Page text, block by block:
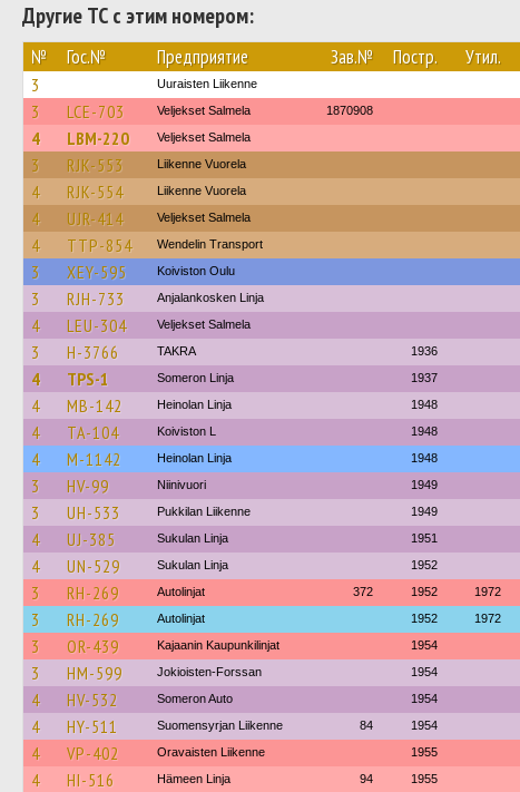
Другие ТС с этим номером:
№ Гос.№ Предприятие Зав.№ Постр. Утил.
3 Uuraisten Liikenne
3 LCE-703 Veljekset Salmela 1870908
4 LBM-220 Veljekset Salmela
3 RJK-553 Liikenne Vuorela
4 RJK-554 Liikenne Vuorela
4 UJR-414 Veljekset Salmela
4 TTP-854 Wendelin Transport
3 XEY-595 Koiviston Oulu
3 RJH-733 Anjalankosken Linja
4 LEU-304 Veljekset Salmela
3 H-3766 TAKRA 1936
4 TPS-1 Someron Linja 1937
4 MB-142 Heinolan Linja 1948
4 TA-104 Koiviston L 1948
4 M-1142 Heinolan Linja 1948
3 HV-99 Niinivuori 1949
3 UH-533 Pukkilan Liikenne 1949
4 UJ-385 Sukulan Linja 1951
4 UN-529 Sukulan Linja 1952
3 RH-269 Autolinjat 372 1952 1972
3 RH-269 Autolinjat 1952 1972
3 OR-439 Kajaanin Kaupunkilinjat 1954
3 HM-599 Jokioisten-Forssan 1954
4 HV-532 Someron Auto 1954
4 HY-511 Suomensyrjan Liikenne 84 1954
4 VP-402 Oravaisten Liikenne 1955
4 HI-516 Hämeen Linja 94 1955